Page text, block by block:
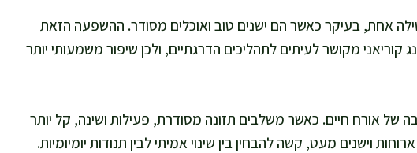
אחת, בעיקר כאשר הם ישנים טוב ואוכלים מסודר. ההשפעה הזאת
קוריאני מקושר לעיתים לתהליכים הדרגתיים, ולכן שיפור משמעותי יותר
של אורח חיים. כאשר משלבים תזונה מסודרת, פעילות ושינה, קל יותר
וישנים מעט, קשה להבחין בין שינוי אמיתי לבין תנודות יומיומיות.